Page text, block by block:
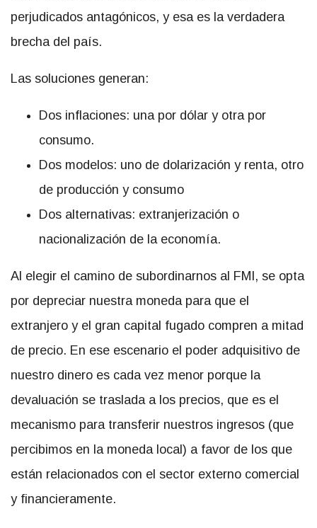
perjudicados antagónicos, y esa es la verdadera
brecha del país.
Las soluciones generan:
Dos inflaciones: una por dólar y otra por
consumo.
Dos modelos: uno de dolarización y renta, otro
de producción y consumo
Dos alternativas: extranjerización o
nacionalización de la economía.
Al elegir el camino de subordinarnos al FMI, se opta
por depreciar nuestra moneda para que el
extranjero y el gran capital fugado compren a mitad
de precio. En ese escenario el poder adquisitivo de
nuestro dinero es cada vez menor porque la
devaluación se traslada a los precios, que es el
mecanismo para transferir nuestros ingresos (que
percibimos en la moneda local) a favor de los que
están relacionados con el sector externo comercial
y financieramente.